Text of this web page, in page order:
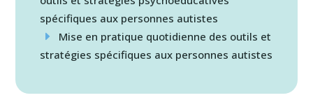
spécifiques aux personnes autistes
Mise en pratique quotidienne des outils et
stratégies spécifiques aux personnes autistes